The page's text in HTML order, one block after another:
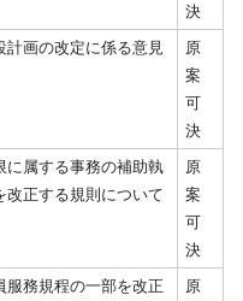
決
画の改定に係る意見
原
案
可
決
に属する事務の補助執
改正する規則について
原
案
可
決
服務規程の一部を改正
原